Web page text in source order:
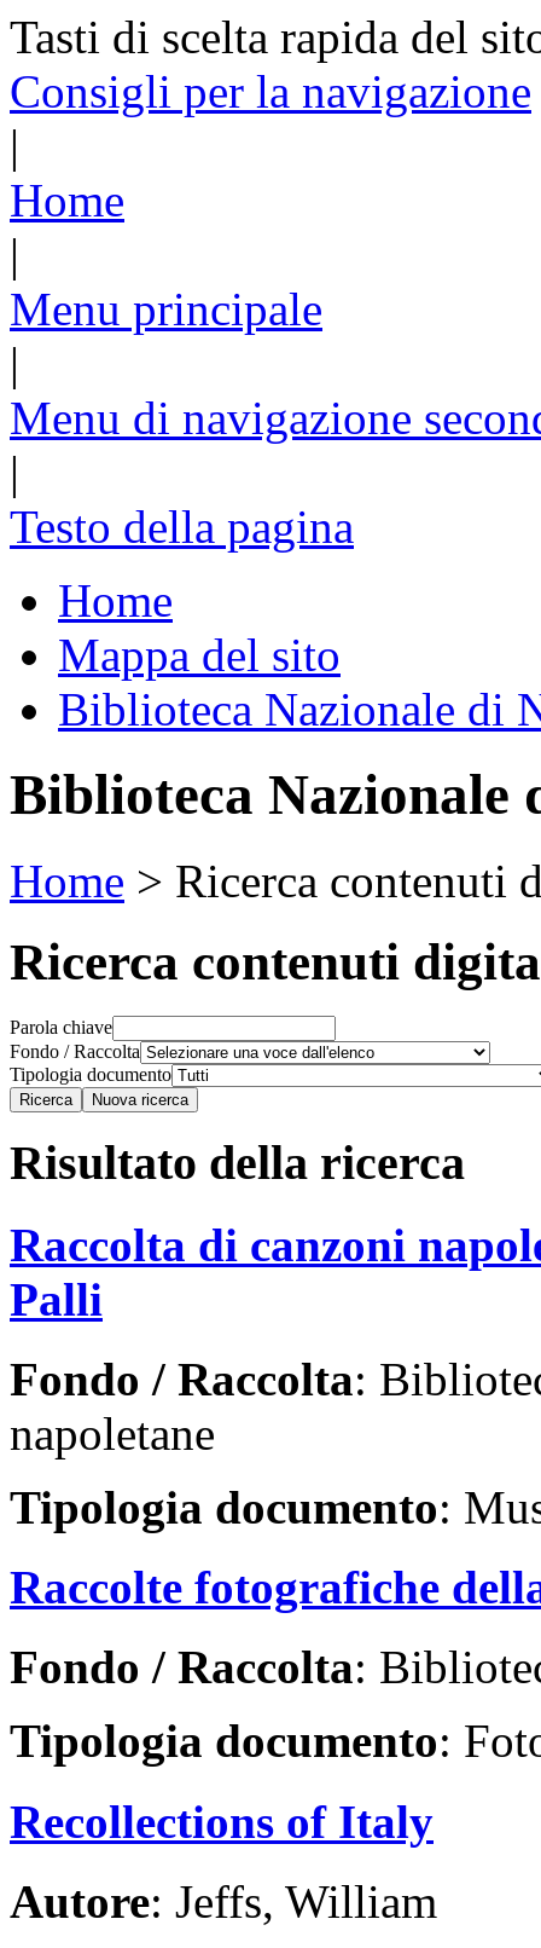
Tasti di scelta rapida del
Consigli per la navigazione
|
Home
|
Menu principale
|
Menu di navigazione
|
Testo della pagina
Home
Mappa del sito
Biblioteca Nazionale di
Biblioteca Nazionale
Home > Ricerca contenuti
Ricerca contenuti
Parola chiave
Fondo / Raccolta
Tipologia documento
Risultato della ricerca
Raccolta di canzoni
Palli
Fondo / Raccolta:
napoletane
Tipologia documento:
Raccolte fotografiche
Fondo / Raccolta:
Tipologia documento:
Recollections of Italy
Autore: Jeffs, William